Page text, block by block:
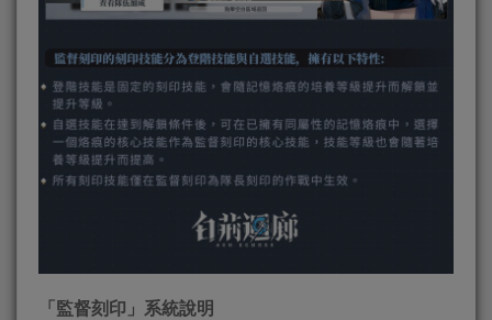
「監督刻印」系統說明